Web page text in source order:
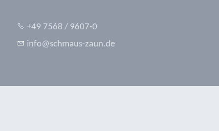
+49 7568 / 9607-0
nf
schm s-z n d